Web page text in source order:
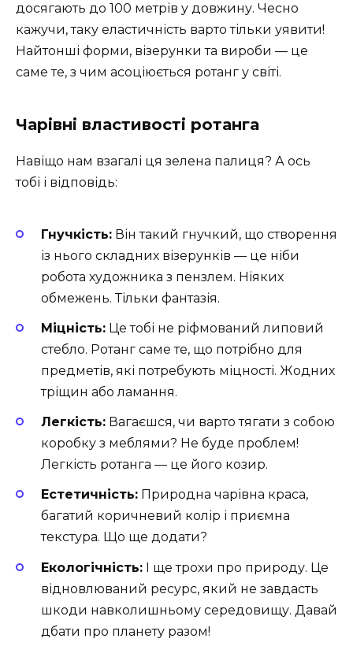
досягають до 100 метрів у довжину. Чесно
кажучи, таку еластичність варто тільки уявити!
Найтонші форми, візерунки та вироби — це
саме те, з чим асоціюється ротанг у світі.
Чарівні властивості ротанга
Навіщо нам взагалі ця зелена палиця? А ось
тобі і відповідь:
Гнучкість: Він такий гнучкий, що створення
із нього складних візерунків — це ніби
робота художника з пензлем. Ніяких
обмежень. Тільки фантазія.
Міцність: Це тобі не ріфмований липовий
стебло. Ротанг саме те, що потрібно для
предметів, які потребують міцності. Жодних
тріщин або ламання.
Легкість: Вагаєшся, чи варто тягати з собою
коробку з меблями? Не буде проблем!
Легкість ротанга — це його козир.
Естетичність: Природна чарівна краса,
багатий коричневий колір і приємна
текстура. Що ще додати?
Екологічність: І ще трохи про природу. Це
відновлюваний ресурс, який не завдасть
шкоди навколишньому середовищу. Давай
дбати про планету разом!